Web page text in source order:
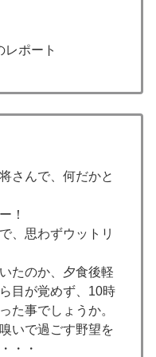
ポート
さんで、何だかと
！
、思わずウットリ
たのか、夕食後軽
目が覚めず、10時
た事でしょうか。
いで過ごす野望を
・・